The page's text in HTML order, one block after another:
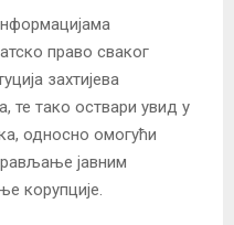
право сваког
захтијева
те тако оствари увид у
односно омогући
јавним
корупције.